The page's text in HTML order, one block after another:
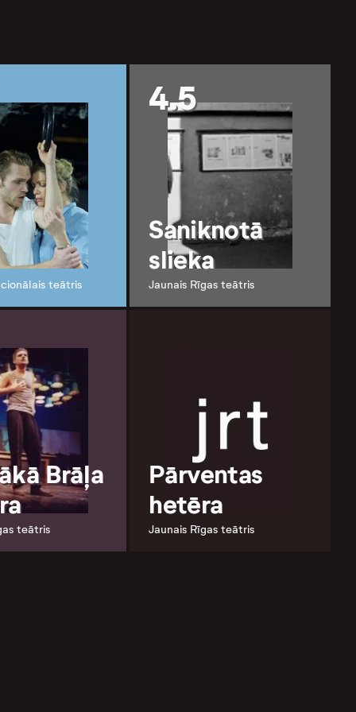
teātris
4.5
Saniknotā
slieka
Jaunais Rīgas teātris
Brāļa
teātris
Pārventas
hetēra
Jaunais Rīgas teātris